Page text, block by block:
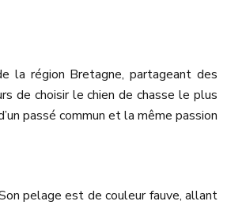
la région Bretagne, partageant des
de choisir le chien de chasse le plus
passé commun et la même passion
pelage est de couleur fauve, allant